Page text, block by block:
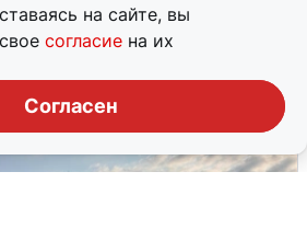
на сайте, вы
согласие на их
Согласен
карта отключений